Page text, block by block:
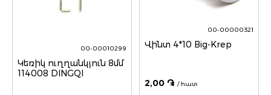
00-00010299
Կեռիկ ուղղանկյուն 8մմ
114008 DINGQI
00-00000321
Վինտ 4*10 Big-Krep
2,00 ֏ / հատ